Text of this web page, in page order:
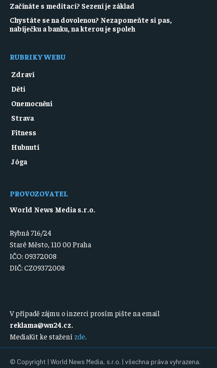
Začínáte s meditací? Sezení je základ
Chystáte se na dovolenou? Nezapomeňte si pas,
nabíječku a banku, na kterou je spoleh
RUBRIKY WEBU
Zdraví
Děti
Onemocnění
Strava
Fitness
Hubnutí
Jóga
PROVOZOVATEL
World News Media s.r.o.
Rybná 716/24
Staré Město, 110 00 Praha
IČO: 09372008
DIČ: CZ09372008
V případě zájmu o inzerci prosím pište na email
reklama@wn24.cz
MediaKit ke stažení zde
© Copyright | World News Media, s.r.o. | všechna práva vyhrazena.